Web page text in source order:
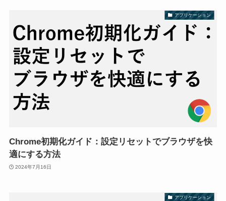
アプリケーション
Chrome初期化ガイド：設定リセットでブラウザを快
適にする方法
2024年7月16日
アプリケーション